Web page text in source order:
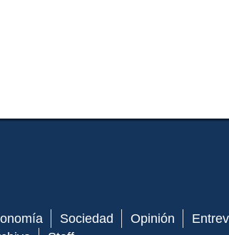
El
Sociedad Opinión